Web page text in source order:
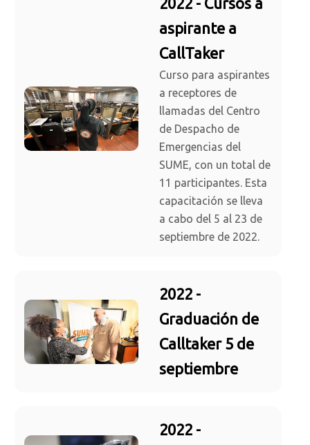
aspirante a
CallTaker
Curso para aspirantes
a receptores de
llamadas del Centro
de Despacho de
Emergencias del
SUME, con un total de
11 participantes. Esta
capacitación se lleva
a cabo del 5 al 23 de
septiembre de 2022.
2022 -
Graduación de
Calltaker 5 de
septiembre
2022 -